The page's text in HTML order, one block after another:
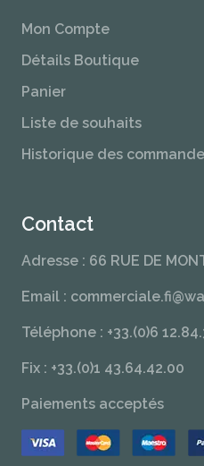
Mon Compte
Détails Boutique
Panier
Liste de souhaits
Historique des
Contact
Adresse : 66 RUE DE
Email :
Téléphone : +33.(0)6
Fix : +33.(0)1 43.64.42.00
Paiements acceptés